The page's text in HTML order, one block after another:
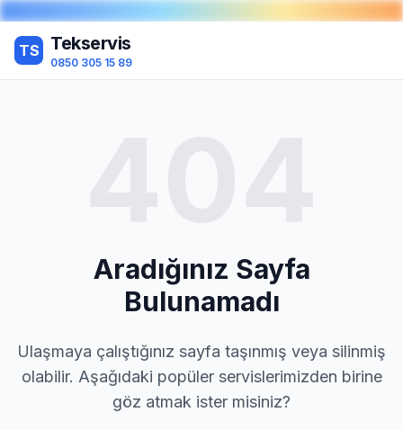
TS Tekservis
0850 305 15 89
Aradığınız Sayfa
Bulunamadı
Ulaşmaya çalıştığınız sayfa taşınmış veya silinmiş
olabilir. Aşağıdaki popüler servislerimizden birine
göz atmak ister misiniz?